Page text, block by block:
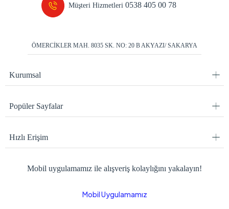
Müşteri Hizmetleri0538 405 00 78
ÖMERCİKLER MAH. 8035 SK. NO: 20 B AKYAZI/ SAKARYA
Kurumsal
Popüler Sayfalar
Hızlı Erişim
Mobil uygulamamız ile alışveriş kolaylığını yakalayın!
Mobil Uygulamamız